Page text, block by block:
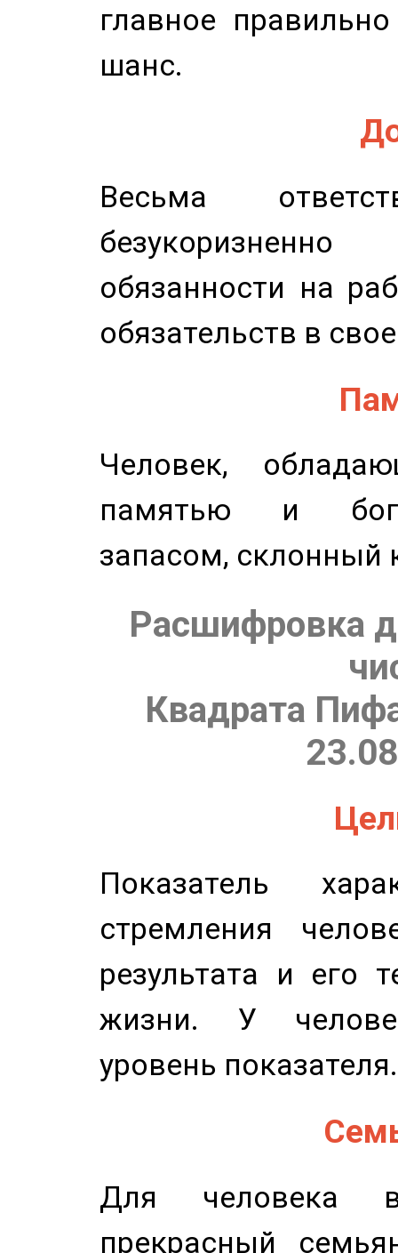
главное
шанс.
Весьма
обязанности на
обязательств в
Человек,
памятью и
запасом, склонный
Расшифровка
Квадрата
Показатель
стремления
результата и его
жизни. У
уровень показателя.
Для человека
прекрасный